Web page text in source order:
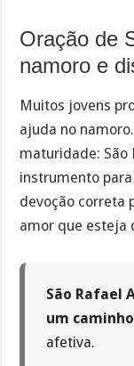
Oração de
namoro e
Muitos jovens
ajuda no
maturidade: São
instrumento
devoção correta
amor que esteja
São Rafael
um
afetiva.